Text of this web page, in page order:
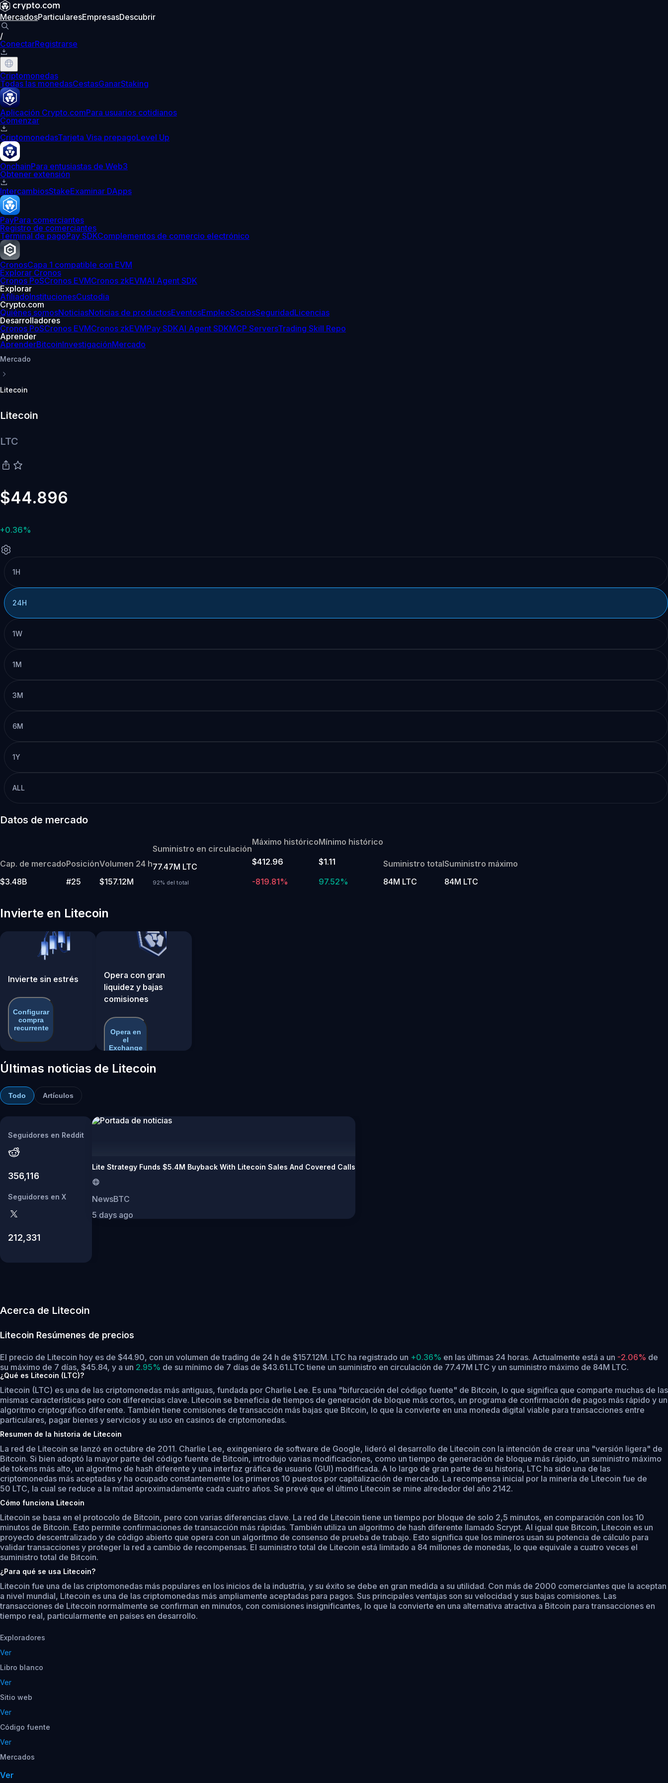
MercadosParticularesEmpresasDescubrir
/
ConectarRegistrarse
Criptomonedas
Todas las monedasCestasGanarStaking
Aplicación Crypto.comPara usuarios cotidianos
Comenzar
CriptomonedasTarjeta Visa prepagoLevel Up
OnchainPara entusiastas de Web3
Obtener extensión
IntercambiosStakeExaminar DApps
PayPara comerciantes
Registro de comerciantes
Terminal de pagoPay SDKComplementos de comercio electrónico
CronosCapa 1 compatible con EVM
Explorar Cronos
Cronos PoSCronos EVMCronos zkEVMAI Agent SDK
Explorar
AfiliadoInstitucionesCustodia
Crypto.com
Quiénes somosNoticiasNoticias de productosEventosEmpleoSociosSeguridadLicencias
Desarrolladores
Cronos PoSCronos EVMCronos zkEVMPay SDKAI Agent SDKMCP ServersTrading Skill Repo
Aprender
AprenderBitcoinInvestigaciónMercado
Mercado
Litecoin
Litecoin
LTC
$44.896
+0.36%
1H
24H
1W
1M
3M
6M
1Y
ALL
Datos de mercado
Cap. de mercado
$3.48B
Posición
#25
Volumen 24 h
$157.12M
Suministro en circulación
77.47M LTC
92% del total
Máximo histórico
$412.96
-819.81%
Mínimo histórico
$1.11
97.52%
Suministro total
84M LTC
Suministro máximo
84M LTC
Invierte en Litecoin
Invierte sin estrés
Configurar
compra
recurrente
Opera con gran
liquidez y bajas
comisiones
Opera en
el
Exchange
Últimas noticias de Litecoin
Todo Artículos
Seguidores en Reddit
356,116
Seguidores en X
212,331
Lite Strategy Funds $5.4M Buyback With Litecoin Sales And Covered Calls
NewsBTC
5 days ago
Acerca de Litecoin
Litecoin Resúmenes de precios
El precio de Litecoin hoy es de $44.90, con un volumen de trading de 24 h de $157.12M. LTC ha registrado un +0.36% en las últimas 24 horas. Actualmente está a un -2.06% de
su máximo de 7 días, $45.84, y a un 2.95% de su mínimo de 7 días de $43.61.LTC tiene un suministro en circulación de 77.47M LTC y un suministro máximo de 84M LTC.
¿Qué es Litecoin (LTC)?
Litecoin (LTC) es una de las criptomonedas más antiguas, fundada por Charlie Lee. Es una "bifurcación del código fuente" de Bitcoin, lo que significa que comparte muchas de las
mismas características pero con diferencias clave. Litecoin se beneficia de tiempos de generación de bloque más cortos, un programa de confirmación de pagos más rápido y un
algoritmo criptográfico diferente. También tiene comisiones de transacción más bajas que Bitcoin, lo que la convierte en una moneda digital viable para transacciones entre
particulares, pagar bienes y servicios y su uso en casinos de criptomonedas.
Resumen de la historia de Litecoin
La red de Litecoin se lanzó en octubre de 2011. Charlie Lee, exingeniero de software de Google, lideró el desarrollo de Litecoin con la intención de crear una "versión ligera" de
Bitcoin. Si bien adoptó la mayor parte del código fuente de Bitcoin, introdujo varias modificaciones, como un tiempo de generación de bloque más rápido, un suministro máximo
de tokens más alto, un algoritmo de hash diferente y una interfaz gráfica de usuario (GUI) modificada. A lo largo de gran parte de su historia, LTC ha sido una de las
criptomonedas más aceptadas y ha ocupado constantemente los primeros 10 puestos por capitalización de mercado. La recompensa inicial por la minería de Litecoin fue de
50 LTC, la cual se reduce a la mitad aproximadamente cada cuatro años. Se prevé que el último Litecoin se mine alrededor del año 2142.
Cómo funciona Litecoin
Litecoin se basa en el protocolo de Bitcoin, pero con varias diferencias clave. La red de Litecoin tiene un tiempo por bloque de solo 2,5 minutos, en comparación con los 10
minutos de Bitcoin. Esto permite confirmaciones de transacción más rápidas. También utiliza un algoritmo de hash diferente llamado Scrypt. Al igual que Bitcoin, Litecoin es un
proyecto descentralizado y de código abierto que opera con un algoritmo de consenso de prueba de trabajo. Esto significa que los mineros usan su potencia de cálculo para
validar transacciones y proteger la red a cambio de recompensas. El suministro total de Litecoin está limitado a 84 millones de monedas, lo que equivale a cuatro veces el
suministro total de Bitcoin.
¿Para qué se usa Litecoin?
Litecoin fue una de las criptomonedas más populares en los inicios de la industria, y su éxito se debe en gran medida a su utilidad. Con más de 2000 comerciantes que la aceptan
a nivel mundial, Litecoin es una de las criptomonedas más ampliamente aceptadas para pagos. Sus principales ventajas son su velocidad y sus bajas comisiones. Las
transacciones de Litecoin normalmente se confirman en minutos, con comisiones insignificantes, lo que la convierte en una alternativa atractiva a Bitcoin para transacciones en
tiempo real, particularmente en países en desarrollo.
Exploradores
Ver
Libro blanco
Ver
Sitio web
Ver
Código fuente
Ver
Mercados
Ver